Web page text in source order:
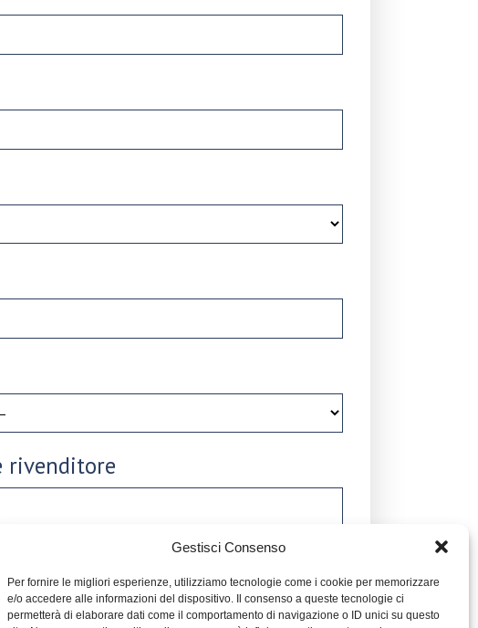
Gestisci Consenso
Per fornire le migliori esperienze, utilizziamo tecnologie come i cookie per memorizzare
e/o accedere alle informazioni del dispositivo. Il consenso a queste tecnologie ci
permetterà di elaborare dati come il comportamento di navigazione o ID unici su questo
rivenditore